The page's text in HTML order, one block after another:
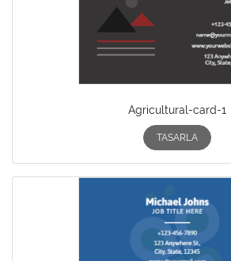
Agricultural-card-1
TASARLA